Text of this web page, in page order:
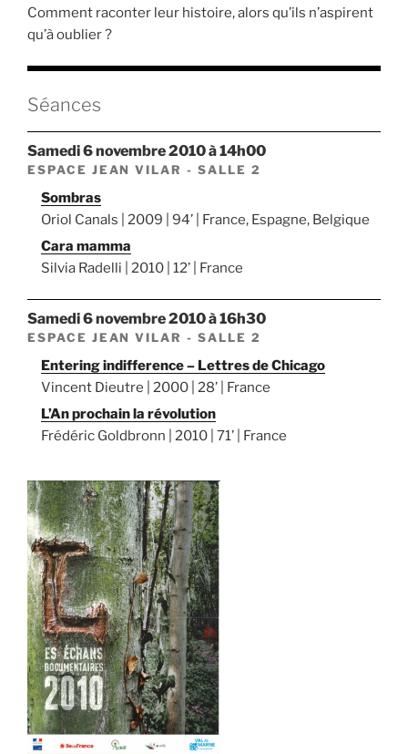
Comment raconter leur histoire, alors qu’ils n’aspirent
qu’à oublier ?
Séances
samedi 6 novembre 2010 à 14h00
ESPACE JEAN VILAR - SALLE 2
Sombras
Oriol Canals | 2009 | 94’ | France, Espagne, Belgique
Cara mamma
Silvia Radelli | 2010 | 12’ | France
samedi 6 novembre 2010 à 16h30
ESPACE JEAN VILAR - SALLE 2
Entering indifference – Lettres de Chicago
Vincent Dieutre | 2000 | 28’ | France
L’An prochain la révolution
Frédéric Goldbronn | 2010 | 71’ | France